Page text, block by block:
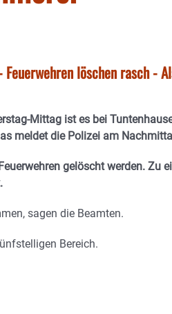
löschen rasch -
Mittag ist es bei
meldet die Polizei am
gelöscht werden. Zu
sagen die Beamten.
Bereich.